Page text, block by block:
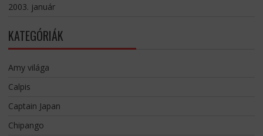
2003. január
KATEGÓRIÁK
Amy világa
Calpis
Captain Japan
Chipango